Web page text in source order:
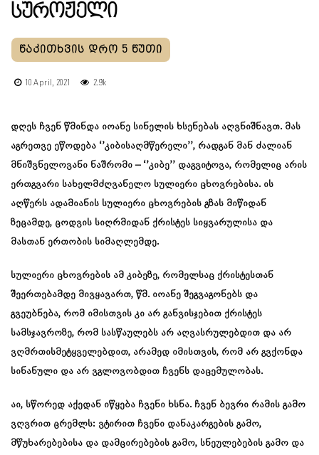
Სუროჟელი
10 April, 2021 2.9k
დღეს ჩვენ წმინდა იოანე სინელის ხსენებას აღვნიშნავთ. მას
აგრეთვე ეწოდება ‘’კიბისაღმწერელი’’, რადგან მან ძალიან
მნიშვნელოვანი ნაშრომი – ‘’კიბე’’ დაგვიტოვა, რომელიც არის
ერთგვარი სახელმძღვანელო სულიერი ცხოვრებისა. ის
აღწერს ადამიანის სულიერი ცხოვრების გზას მიწიდან
ზეცამდე, ცოდვის სიღრმიდან ქრისტეს სიყვარულისა და
მასთან ერთობის სიმაღლემდე.
სულიერი ცხოვრების ამ კიბეზე, რომელსაც ქრისტესთან
შეერთებამდე მივყავართ, წმ. იოანე შეგვაგონებს და
გვეუბნება, რომ იმისთვის კი არ განვისჯებით ქრისტეს
სამსჯავროზე, რომ სასწაულებს არ აღვასრულებდით და არ
ვღმრთისმეტყველებდით, არამედ იმისთვის, რომ არ გვქონდა
სინანული და არ ვგლოვობდით ჩვენს დაცემულობას.
აი, სწორედ აქედან იწყება ჩვენი ხსნა. ჩვენ ბევრი რამის გამო
ვღვრით ცრემლს: ვტირით ჩვენი დანაკარგების გამო,
მწუხარებებისა და დამცირებების გამო, სნეულებების გამო და